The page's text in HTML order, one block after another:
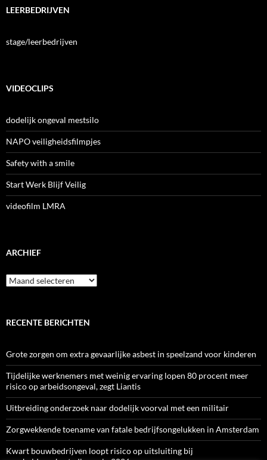
LEERBEDRIJVEN
stage/leerbedrijven
VIDEOCLIPS
dodelijk ongeval mestsilo
NAPO veiligheidsfilmpjes
Safety with a smile
Start Werk Blijf Veilig
videofilm LMRA
ARCHIEF
Archief
RECENTE BERICHTEN
Grote zorgen om extra gevaarlijke asbest in speelzand voor kinderen
Tijdelijke werknemers met weinig ervaring lopen 80 procent meer
risico op arbeidsongeval, zegt Liantis
Uitbreiding onderzoek naar dodelijk voorval met een militair
Zorgwekkende toename van fatale bedrijfsongelukken in Amsterdam
Kwart bouwbedrijven loopt risico op uitsluiting bij